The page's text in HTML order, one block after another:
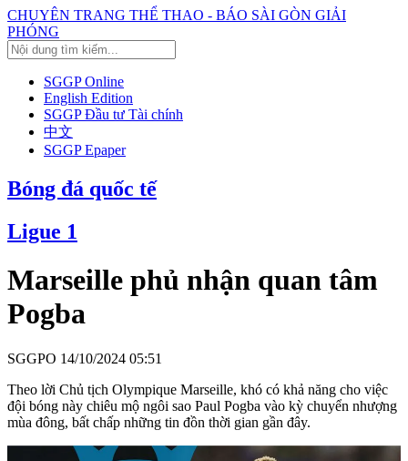
CHUYÊN TRANG THỂ THAO - BÁO SÀI GÒN GIẢI
PHÓNG
SGGP Online
English Edition
SGGP Đầu tư Tài chính
中文
SGGP Epaper
Bóng đá quốc tế
Ligue 1
Marseille phủ nhận quan tâm
Pogba
SGGPO 14/10/2024 05:51
Theo lời Chủ tịch Olympique Marseille, khó có khả năng cho việc
đội bóng này chiêu mộ ngôi sao Paul Pogba vào kỳ chuyển nhượng
mùa đông, bất chấp những tin đồn thời gian gần đây.